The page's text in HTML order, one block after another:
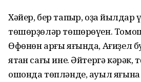
Хəйер, бер тапҡыр, оҙаҡ йылдар
тɵшɵрҙɵлəр тɵшɵрɵүен.
Ɵфɵнɵн арғы яғында, Ағиҙел
ятҡан сағы ине. Əйтергə кəрəк,
ошонда тɵплəнде, ауыл яғына